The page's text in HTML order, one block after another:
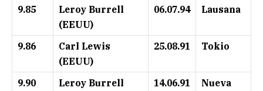
9.85
Leroy Burrell
(EEUU)
06.07.94 Lausana
9.86
Carl Lewis
(EEUU)
25.08.91 Tokio
9.90
Leroy Burrell
14.06.91
Nueva